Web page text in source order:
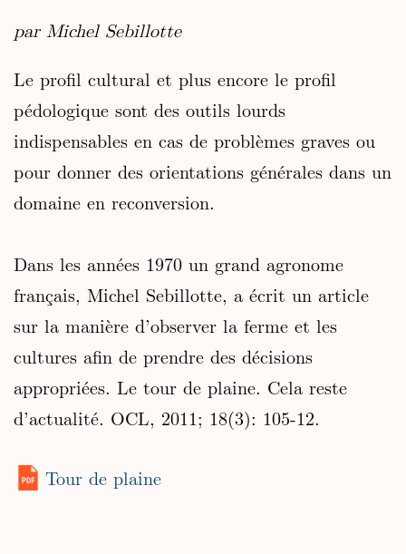
par Michel Sebillotte
Le profil cultural et plus encore le profil
pédologique sont des outils lourds
indispensables en cas de problèmes graves ou
pour donner des orientations générales dans un
domaine en reconversion.
Dans les années 1970 un grand agronome
français, Michel Sebillotte, a écrit un article
sur la manière d’observer la ferme et les
cultures afin de prendre des décisions
appropriées. Le tour de plaine. Cela reste
d’actualité. OCL, 2011; 18(3): 105-12.
Tour de plaine